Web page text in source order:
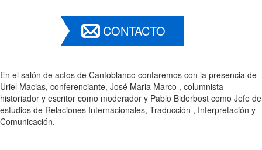
CONTACTO
En el salón de actos de Cantoblanco contaremos con la presencia de
Uriel Macias, conferenciante, José Maria Marco , columnista-
historiador y escritor como moderador y Pablo Biderbost como Jefe de
estudios de Relaciones Internacionales, Traducción , Interpretación y
Comunicación.